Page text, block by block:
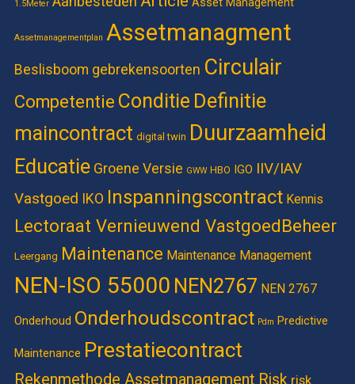
1.5Meter Asset Management
Assetmanagementplan Assetmanagment
Beslisboom gebrekensoorten Circulair
Competentie Conditie Definitie
maincontract digital twin Duurzaamheid
Educatie Groene Versie GWW HBO IGO IIV/IAV
Vastgoed IKO Inspanningscontract Kennis
Lectoraat Vernieuwend VastgoedBeheer
Leergang Maintenance Maintenance Management
NEN-ISO 55000 NEN2767 NEN 2767
Onderhoud Onderhoudscontract Pdm Predictive
Maintenance Prestatiecontract
Rekenmethode Assetmanagement Risk risk